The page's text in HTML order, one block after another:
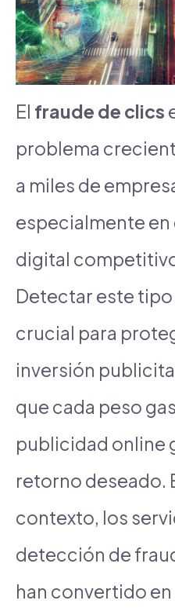
El fraude de clics
problema
a miles de
especialmente
digital
Detectar este
crucial para
inversión
que cada peso
publicidad online
retorno deseado.
contexto, los
detección de
han convertido en